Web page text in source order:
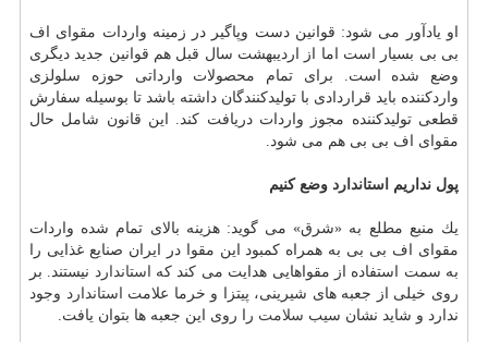
او یادآور می شود: قوانین دست وپاگیر در زمینه واردات مقوای اف
بی بی بسیار است اما از اردیبهشت سال قبل هم قوانین جدید دیگری
وضع شده است. برای تمام محصولات وارداتی حوزه سلولزی
واردكننده باید قراردادی با تولیدكنندگان داشته باشد تا بوسیله سفارش
قطعی تولیدكننده مجوز واردات دریافت كند. این قانون شامل حال
مقوای اف بی بی هم می شود.
پول نداریم استاندارد وضع كنیم
یك منبع مطلع به «شرق» می گوید: هزینه بالای تمام شده واردات
مقوای اف بی بی به همراه كمبود این مقوا در ایران صنایع غذایی را
به سمت استفاده از مقواهایی هدایت می كند كه
استاندارد نیستند. بر
روی خیلی از جعبه های شیرینی، پیتزا و خرما علامت
استاندارد وجود
ندارد و شاید نشان سیب سلامت را روی این جعبه ها بتوان یافت.